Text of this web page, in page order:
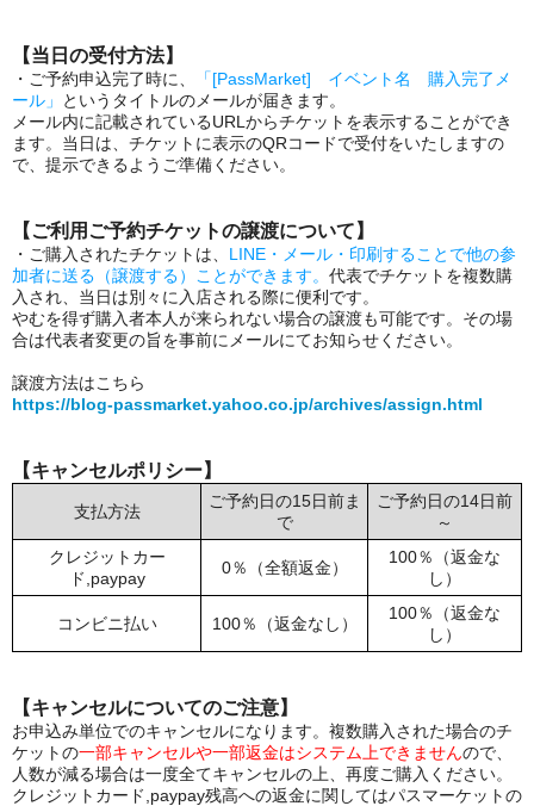
【当日の受付方法】
・ご予約申込完了時に、
「[PassMarket] イベント名 購入完了メ
ール」
というタイトルのメールが届きます。
メール内に記載されているURLからチケットを表示することができ
ます。当日は、チケットに表示のQRコードで受付をいたしますの
で、提示できるようご準備ください。
【ご利用ご予約チケットの譲渡について】
・ご購入されたチケットは、 LINE・メール・印刷することで他の参
加者に送る（譲渡する）ことができます。 代表でチケットを複数購
入され、当日は別々に入店される際に便利です。
やむを得ず購入者本人が来られない場合の譲渡も可能です。その場
合は代表者変更の旨を事前にメールにてお知らせください。
譲渡方法はこちら
https://blog-passmarket.yahoo.co.jp/archives/assign.html
【キャンセルポリシー】
支払方法
ご予約日の15日前ま
で
ご予約日の14日前
～
クレジットカー
ド,paypay
0％（全額返金）
100％（返金な
し）
コンビニ払い 100％（返金なし）
100％（返金な
し）
【キャンセルについてのご注意】
お申込み単位でのキャンセルになります。複数購入された場合のチ
ケットの一部キャンセルや一部返金はシステム上できませんので、
人数が減る場合は一度全てキャンセルの上、再度ご購入ください。
クレジットカード,paypay残高への返金に関してはパスマーケットの